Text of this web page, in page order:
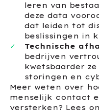
leren van
deze data
dat leiden tot
beslissingen in
Technische
bedrijven
kwetsbaarder
storingen en
Meer weten over
menselijk contact
versterken? Lees